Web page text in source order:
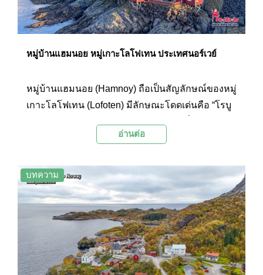
หมู่บ้านแฮมนอย หมู่เกาะโลโฟเทน ประเทศนอร์เวย์
หมู่บ้านแฮมนอย (Hamnoy) ถือเป็นสัญลักษณ์ของหมู่
เกาะโลโฟเทน (Lofoten) มีลักษณะโดดเด่นคือ “โรบู
ชาวประมงที่เรียงรายอยู่บนโขดหิน และมีฉากหลัง
ระลึก และสื่อประชาสัมพันธ์ท่องเที่ยวต่างๆ
อ่านต่อ
บทความ